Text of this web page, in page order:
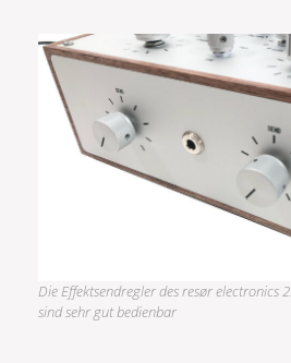
Die Effektsendregler des resør electronics
sind sehr gut bedienbar